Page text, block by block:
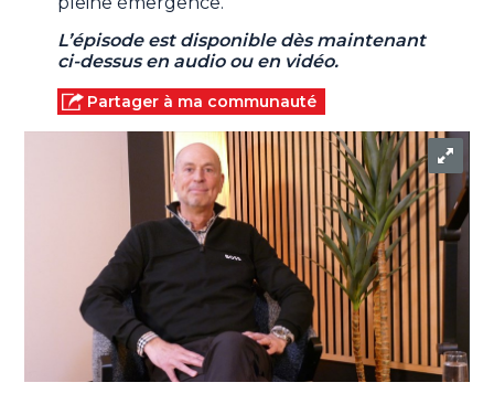
L’épisode est disponible dès maintenant
ci-dessus en audio ou en vidéo.
Partager à ma communauté